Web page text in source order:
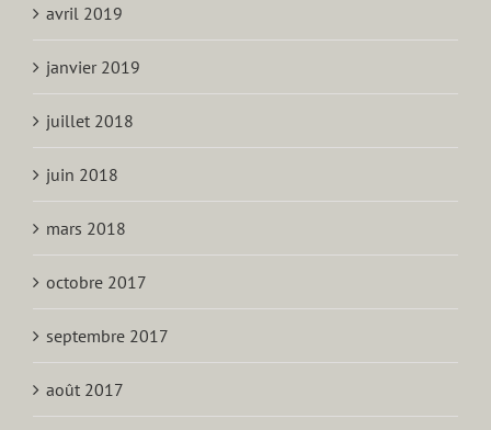
avril 2019
janvier 2019
juillet 2018
juin 2018
mars 2018
octobre 2017
septembre 2017
août 2017